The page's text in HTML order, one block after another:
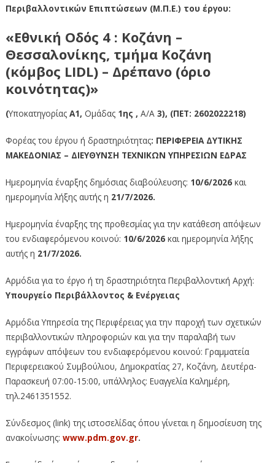
Περιβαλλοντικών Επιπτώσεων (Μ.Π.Ε.) του έργου:
«Εθνική Οδός 4 : Κοζάνη –
Θεσσαλονίκης, τμήμα Κοζάνη
(κόμβος LIDL) – Δρέπανο (όριο
κοινότητας)»
(ΥποκατηγορίαςΑ1, Ομάδας1ης , Α/Α 3), (ΠΕΤ: 2602022218)
Φορέας του έργου ή δραστηριότητας: ΠΕΡΙΦΕΡΕΙΑ ΔΥΤΙΚΗΣ
ΜΑΚΕΔΟΝΙΑΣ – ΔΙΕΥΘΥΝΣΗ ΤΕΧΝΙΚΩΝ ΥΠΗΡΕΣΙΩΝ ΕΔΡΑΣ
Ημερομηνία έναρξης δημόσιας διαβούλευσης: 10/6/2026 και
ημερομηνία λήξης αυτής η 21/7/2026.
Ημερομηνία έναρξης της προθεσμίας για την κατάθεση απόψεων
του ενδιαφερόμενου κοινού: 10/6/2026και ημερομηνία λήξης
αυτής η 21/7/2026.
Αρμόδια για το έργο ή τη δραστηριότητα Περιβαλλοντική Αρχή:
Υπουργείο Περιβάλλοντος & Ενέργειας
Αρμόδια Υπηρεσία της Περιφέρειας για την παροχή των σχετικών
περιβαλλοντικών πληροφοριών και για την παραλαβή των
εγγράφων απόψεων του ενδιαφερόμενου κοινού: Γραμματεία
Περιφερειακού Συμβούλιου, Δημοκρατίας 27, Κοζάνη, Δευτέρα-
Παρασκευή 07:00-15:00, υπάλληλος: Ευαγγελία Καλημέρη,
τηλ.2461351552.
Σύνδεσμος (link) της ιστοσελίδας όπου γίνεται η δημοσίευση της
ανακοίνωσης: www.pdm.gov.gr.